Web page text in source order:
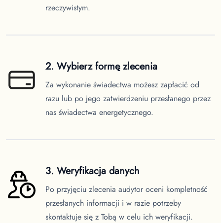
rzeczywistym.
2. Wybierz formę zlecenia
Za wykonanie świadectwa możesz zapłacić od
razu lub po jego zatwierdzeniu przesłanego przez
nas świadectwa energetycznego.
3. Weryfikacja danych
Po przyjęciu zlecenia audytor oceni kompletność
przesłanych informacji i w razie potrzeby
skontaktuje się z Tobą w celu ich weryfikacji.